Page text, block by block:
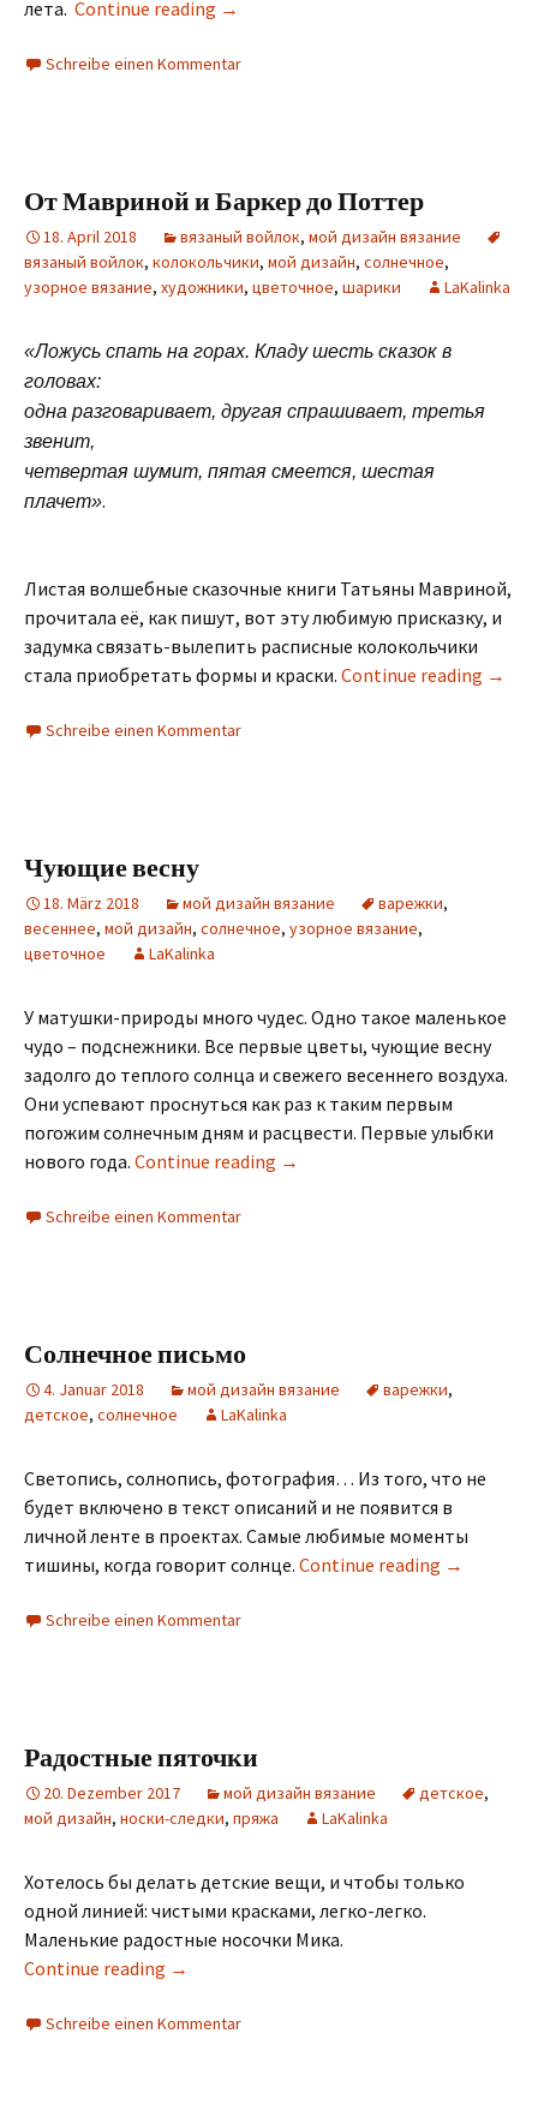
лета. Continue reading →
Schreibe einen Kommentar
От Мавриной и Баркер до Поттер
18. April 2018 вязаный войлок, мой дизайн вязание
вязаный войлок, колокольчики, мой дизайн, солнечное,
узорное вязание, художники, цветочное, шарики LaKalinka
«Ложусь спать на горах. Кладу шесть сказок в
головах:
одна разговаривает, другая спрашивает, третья
звенит,
четвертая шумит, пятая смеется, шестая
плачет».
Листая волшебные сказочные книги Татьяны Мавриной,
прочитала её, как пишут, вот эту любимую присказку, и
задумка связать-вылепить расписные колокольчики
стала приобретать формы и краски. Continue reading →
Schreibe einen Kommentar
Чующие весну
18. März 2018 мой дизайн вязание варежки,
весеннее, мой дизайн, солнечное, узорное вязание,
цветочное
LaKalinka
У матушки-природы много чудес. Одно такое маленькое
чудо – подснежники. Все первые цветы, чующие весну
задолго до теплого солнца и свежего весеннего воздуха.
Они успевают проснуться как раз к таким первым
погожим солнечным дням и расцвести. Первые улыбки
нового года. Continue reading →
Schreibe einen Kommentar
Солнечное письмо
4. Januar 2018 мой дизайн вязание варежки,
детское, солнечное LaKalinka
Светопись, солнопись, фотография… Из того, что не
будет включено в текст описаний и не появится в
личной ленте в проектах. Самые любимые моменты
тишины, когда говорит солнце. Continue reading →
Schreibe einen Kommentar
Радостные пяточки
20. Dezember 2017 мой дизайн вязание детское,
мой дизайн, носки-следки, пряжа LaKalinka
Хотелось бы делать детские вещи, и чтобы только
одной линией: чистыми красками, легко-легко.
Маленькие радостные носочки Мика.
Continue reading →
Schreibe einen Kommentar